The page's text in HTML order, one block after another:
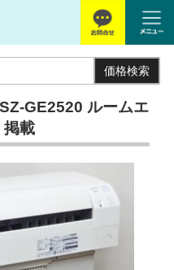
価格検索
GE2520 ルームエ
載